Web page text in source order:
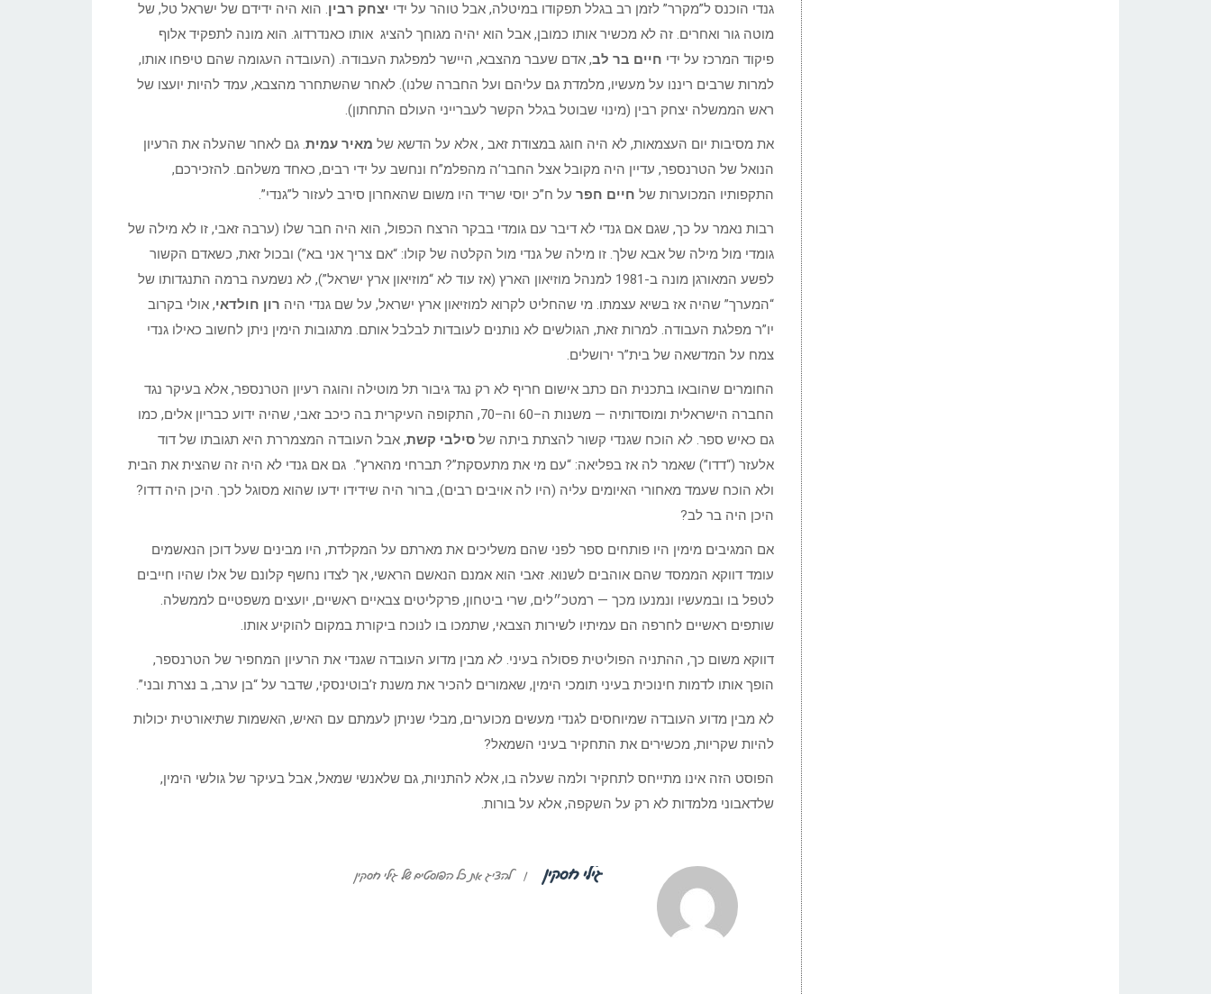
גנדי הוכנס ל”מקרר” לזמן רב בגלל תפקודו במיטלה, אבל טוהר על ידי יצחק רבין. הוא היה ידידם של ישראל טל, של
מוטה גור ואחרים. זה לא מכשיר אותו כמובן, אבל הוא יהיה מגוחך להציג אותו כאנדרדוג. הוא מונה לתפקיד אלוף
פיקוד המרכז על ידי חיים בר לב, אדם שעבר מהצבא, היישר למפלגת העבודה. (העובדה העגומה שהם טיפחו אותו,
למרות שרבים ריננו על מעשיו, מלמדת גם עליהם ועל החברה שלנו). לאחר שהשתחרר מהצבא, עמד להיות יועצו של
ראש הממשלה יצחק רבין (מינוי שבוטל בגלל הקשר לעברייני העולם התחתון).
את מסיבות יום העצמאות, לא היה חוגג במצודת זאב , אלא על הדשא של מאיר עמית. גם לאחר שהעלה את הרעיון
הנואל של הטרנספר, עדיין היה מקובל אצל החבר’ה מהפלמ”ח ונחשב על ידי רבים, כאחד משלהם. להזכירכם,
התקפותיו המכוערות של חיים חפר על ח”כ יוסי שריד היו משום שהאחרון סירב לעזור ל”גנדי”.
רבות נאמר על כך, שגם אם גנדי לא דיבר עם גומדי בבקר הרצח הכפול, הוא היה חבר שלו (ערבה זאבי, זו לא מילה של
גומדי מול מילה של אבא שלך. זו מילה של גנדי מול הקלטה של קולו: “אם צריך אני בא”) ובכול זאת, כשאדם הקשור
לפשע המאורגן מונה ב-1981 למנהל מוזיאון הארץ (אז עוד לא “מוזיאון ארץ ישראל”), לא נשמעה ברמה התנגדותו של
“המערך” שהיה אז בשיא עצמתו. מי שהחליט לקרוא למוזיאון ארץ ישראל, על שם גנדי היה רון חולדאי, אולי בקרוב
יו”ר מפלגת העבודה. למרות זאת, הגולשים לא נותנים לעובדות לבלבל אותם. מתגובות הימין ניתן לחשוב כאילו גנדי
צמח על המדשאה של בית”ר ירושלים.
החומרים שהובאו בתכנית הם כתב אישום חריף לא רק נגד גיבור תל מוטילה והוגה רעיון הטרנספר, אלא בעיקר נגד
החברה הישראלית ומוסדותיה — משנות ה–60 וה–70, התקופה העיקרית בה כיכב זאבי, שהיה ידוע כבריון אלים, כמו
גם כאיש ספר. לא הוכח שגנדי קשור להצתת ביתה של סילבי קשת, אבל העובדה המצמררת היא תגובתו של דוד
אלעזר (“דדו”) שאמר לה אז בפליאה: “עם מי את מתעסקת”? תברחי מהארץ”. גם אם גנדי לא היה זה שהצית את הבית
ולא הוכח שעמד מאחורי האיומים עליה (היו לה אויבים רבים), ברור היה שידידו ידעו שהוא מסוגל לכך. היכן היה דדו?
היכן היה בר לב?
אם המגיבים מימין היו פותחים ספר לפני שהם משליכים את מארתם על המקלדת, היו מבינים שעל דוכן הנאשמים
עומד דווקא הממסד שהם אוהבים לשנוא. זאבי הוא אמנם הנאשם הראשי, אך לצדו נחשף קלונם של אלו שהיו חייבים
לטפל בו ובמעשיו ונמנעו מכך — רמטכ״לים, שרי ביטחון, פרקליטים צבאיים ראשיים, יועצים משפטיים לממשלה.
שותפים ראשיים לחרפה הם עמיתיו לשירות הצבאי, שתמכו בו לנוכח ביקורת במקום להוקיע אותו.
דווקא משום כך, ההתניה הפוליטית פסולה בעיני. לא מבין מדוע העובדה שגנדי את הרעיון המחפיר של הטרנספר,
הופך אותו לדמות חינוכית בעיני תומכי הימין, שאמורים להכיר את משנת ז’בוטינסקי, שדבר על “בן ערב, ב נצרת ובני”.
לא מבין מדוע העובדה שמיוחסים לגנדי מעשים מכוערים, מבלי שניתן לעמתם עם האיש, האשמות שתיאורטית יכולות
להיות שקריות, מכשירים את התחקיר בעיני השמאל?
הפוסט הזה אינו מתייחס לתחקיר ולמה שעלה בו, אלא להתניות, גם שלאנשי שמאל, אבל בעיקר של גולשי הימין,
שלדאבוני מלמדות לא רק על השקפה, אלא על בורות.
גילי חסקין | להציג את כל הפוסטים של גילי חסקין